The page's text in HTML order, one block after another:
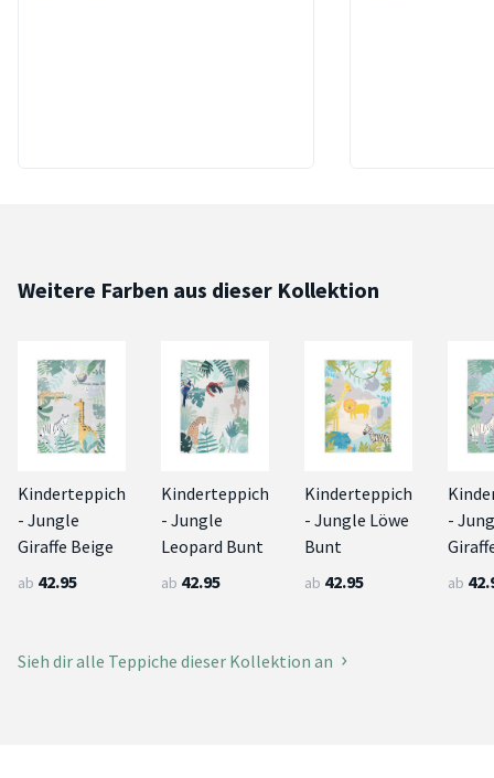
Weitere Farben aus dieser Kollektion
Kinderteppich
- Jungle
Giraffe Beige
ab 42.95
Kinderteppich
- Jungle
Leopard Bunt
ab 42.95
Kinderteppich
- Jungle Löwe
Bunt
ab 42.95
-
ab
Sieh dir alle Teppiche dieser Kollektion an